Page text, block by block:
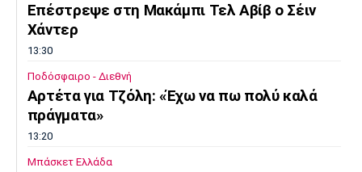
Επέστρεψε στη Μακάμπι Τελ Αβίβ ο Σέιν
Χάντερ
13:30
Ποδόσφαιρο - Διεθνή
Αρτέτα για Τζόλη: «Έχω να πω πολύ καλά
πράγματα»
13:20
Μπάσκετ Ελλάδα